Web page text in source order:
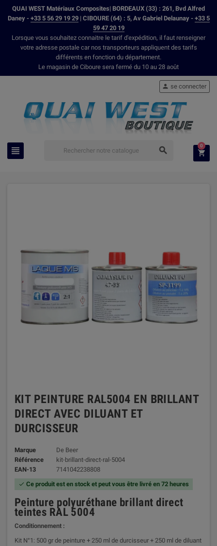
QUAI WEST Matériaux Composites| BORDEAUX (33) : 261, Bvd Alfred
Daney - +33 5 56 29 19 29| CIBOURE (64) : 5, Av Gabriel Delaunay - +33 5
59 47 20 19
Lorsque vous souhaitez connaitre le tarif d'expédition, il faut renseigner
votre adresse postale car nos transporteurs appliquent des tarifs
différents en fonction du département.
Le magasin de Ciboure sera fermé du 10 au 28 août
 
 se connecter

0
KIT PEINTURE RAL5004 EN BRILLANT
DIRECT AVEC DILUANT ET
DURCISSEUR
Marque
De Beer
Référence
kit-brillant-direct-ral-5004
EAN-13
7141042238808
 Ce produit est en stock et peut vous être livré en 72 heures
Peinture polyuréthane brillant direct
teintes RAL 5004
Conditionnement :
Kit N°1: 500 gr de peinture + 250 ml de durcisseur + 250 ml de diluant